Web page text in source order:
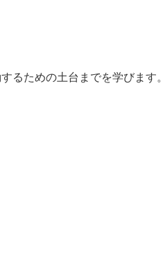
るための土台までを学びます。